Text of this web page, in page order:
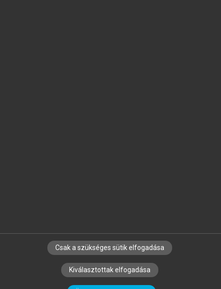
SZERZŐKNEK CÉGEKNEK KÖNYVTÁROSOKNAK
SZERKESZTÉSI ÉS LEKTORÁLÁSI ALAPELVEK
Csak a szükséges sütik elfogadása
Kiválasztottak elfogadása